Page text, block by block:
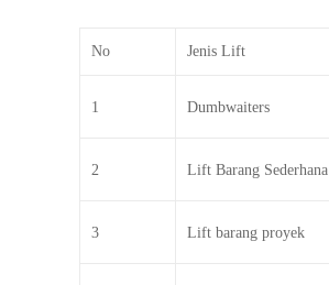
No Jenis Lift
1 Dumbwaiters
2 Lift Barang Sederhana
3 Lift barang proyek